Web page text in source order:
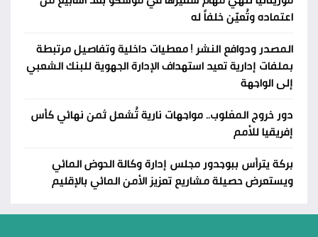
اعتماده وتُعيّن خلفاً له
المصدر ودوافع النشر ! معطيات داخلية وتفاصيل مرتبطة
بملفات إدارية تعيد استهداف الإدارة الجهوية للبنك الشعبي
إلى الواجهة
دور خروج المغلوب.. مواجهات نارية تُشعل ثمن نهائي كأس
إفريقيا للأمم
بركة يترأس ببوجدور مجلس إدارة وكالة الحوض المائي
ويستعرض حصيلة مشاريع تعزيز الأمن المائي بالإقليم